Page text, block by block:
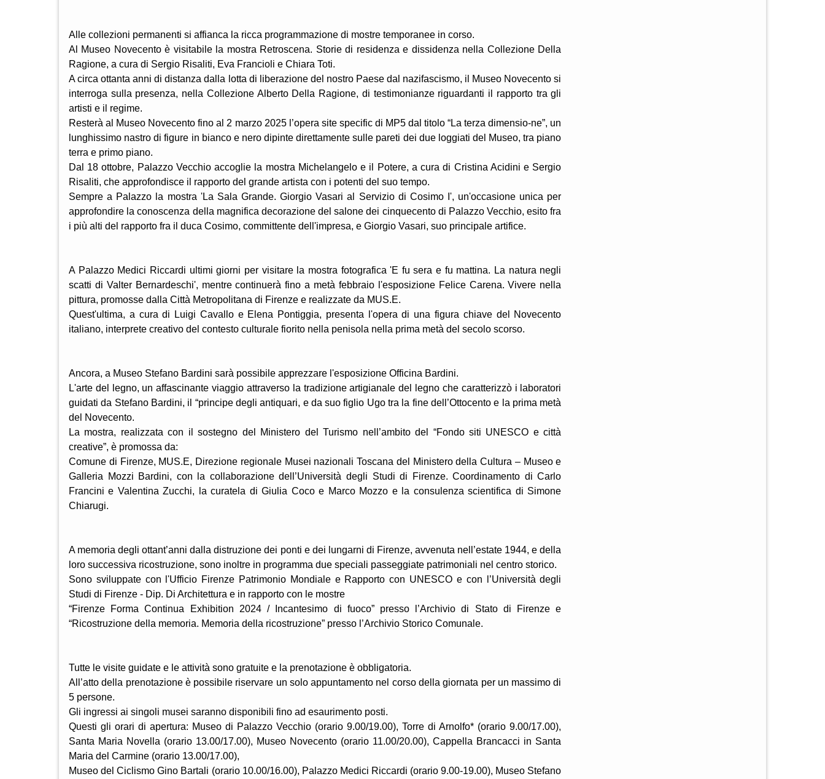
Alle collezioni permanenti si affianca la ricca programmazione di mostre temporanee in corso.
Al Museo Novecento è visitabile la mostra Retroscena. Storie di residenza e dissidenza nella Collezione Della
Ragione, a cura di Sergio Risaliti, Eva Francioli e Chiara Toti.
A circa ottanta anni di distanza dalla lotta di liberazione del nostro Paese dal nazifascismo, il Museo Novecento si
interroga sulla presenza, nella Collezione Alberto Della Ragione, di testimonianze riguardanti il rapporto tra gli
artisti e il regime.
Resterà al Museo Novecento fino al 2 marzo 2025 l’opera site specific di MP5 dal titolo “La terza dimensio-ne”, un
lunghissimo nastro di figure in bianco e nero dipinte direttamente sulle pareti dei due loggiati del Museo, tra piano
terra e primo piano.
Dal 18 ottobre, Palazzo Vecchio accoglie la mostra Michelangelo e il Potere, a cura di Cristina Acidini e Sergio
Risaliti, che approfondisce il rapporto del grande artista con i potenti del suo tempo.
Sempre a Palazzo la mostra 'La Sala Grande. Giorgio Vasari al Servizio di Cosimo I', un'occasione unica per
approfondire la conoscenza della magnifica decorazione del salone dei cinquecento di Palazzo Vecchio, esito fra
i più alti del rapporto fra il duca Cosimo, committente dell'impresa, e Giorgio Vasari, suo principale artifice.
A Palazzo Medici Riccardi ultimi giorni per visitare la mostra fotografica 'E fu sera e fu mattina. La natura negli
scatti di Valter Bernardeschi', mentre continuerà fino a metà febbraio l'esposizione Felice Carena. Vivere nella
pittura, promosse dalla Città Metropolitana di Firenze e realizzate da MUS.E.
Quest'ultima, a cura di Luigi Cavallo e Elena Pontiggia, presenta l'opera di una figura chiave del Novecento
italiano, interprete creativo del contesto culturale fiorito nella penisola nella prima metà del secolo scorso.
Ancora, a Museo Stefano Bardini sarà possibile apprezzare l'esposizione Officina Bardini.
L'arte del legno, un affascinante viaggio attraverso la tradizione artigianale del legno che caratterizzò i laboratori
guidati da Stefano Bardini, il “principe degli antiquari, e da suo figlio Ugo tra la fine dell’Ottocento e la prima metà
del Novecento.
La mostra, realizzata con il sostegno del Ministero del Turismo nell’ambito del “Fondo siti UNESCO e città
creative”, è promossa da:
Comune di Firenze, MUS.E, Direzione regionale Musei nazionali Toscana del Ministero della Cultura – Museo e
Galleria Mozzi Bardini, con la collaborazione dell’Università degli Studi di Firenze. Coordinamento di Carlo
Francini e Valentina Zucchi, la curatela di Giulia Coco e Marco Mozzo e la consulenza scientifica di Simone
Chiarugi.
A memoria degli ottant’anni dalla distruzione dei ponti e dei lungarni di Firenze, avvenuta nell’estate 1944, e della
loro successiva ricostruzione, sono inoltre in programma due speciali passeggiate patrimoniali nel centro storico.
Sono sviluppate con l'Ufficio Firenze Patrimonio Mondiale e Rapporto con UNESCO e con l’Università degli
Studi di Firenze - Dip. Di Architettura e in rapporto con le mostre
“Firenze Forma Continua Exhibition 2024 / Incantesimo di fuoco” presso l’Archivio di Stato di Firenze e
“Ricostruzione della memoria. Memoria della ricostruzione” presso l’Archivio Storico Comunale.
Tutte le visite guidate e le attività sono gratuite e la prenotazione è obbligatoria.
All’atto della prenotazione è possibile riservare un solo appuntamento nel corso della giornata per un massimo di
5 persone.
Gli ingressi ai singoli musei saranno disponibili fino ad esaurimento posti.
Questi gli orari di apertura: Museo di Palazzo Vecchio (orario 9.00/19.00), Torre di Arnolfo* (orario 9.00/17.00),
Santa Maria Novella (orario 13.00/17.00), Museo Novecento (orario 11.00/20.00), Cappella Brancacci in Santa
Maria del Carmine (orario 13.00/17.00),
Museo del Ciclismo Gino Bartali (orario 10.00/16.00), Palazzo Medici Riccardi (orario 9.00-19.00), Museo Stefano